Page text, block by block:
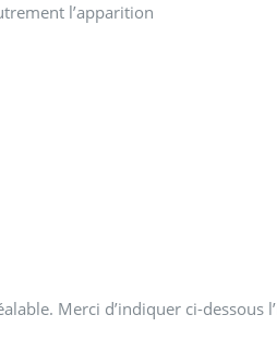
l’apparition
Merci d’indiquer ci-dessous